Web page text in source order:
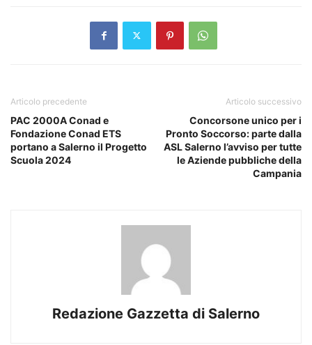
Articolo precedente
PAC 2000A Conad e
Fondazione Conad ETS
portano a Salerno il Progetto
Scuola 2024
Articolo successivo
Concorsone unico per i
Pronto Soccorso: parte dalla
ASL Salerno l’avviso per tutte
le Aziende pubbliche della
Campania
Redazione Gazzetta di Salerno